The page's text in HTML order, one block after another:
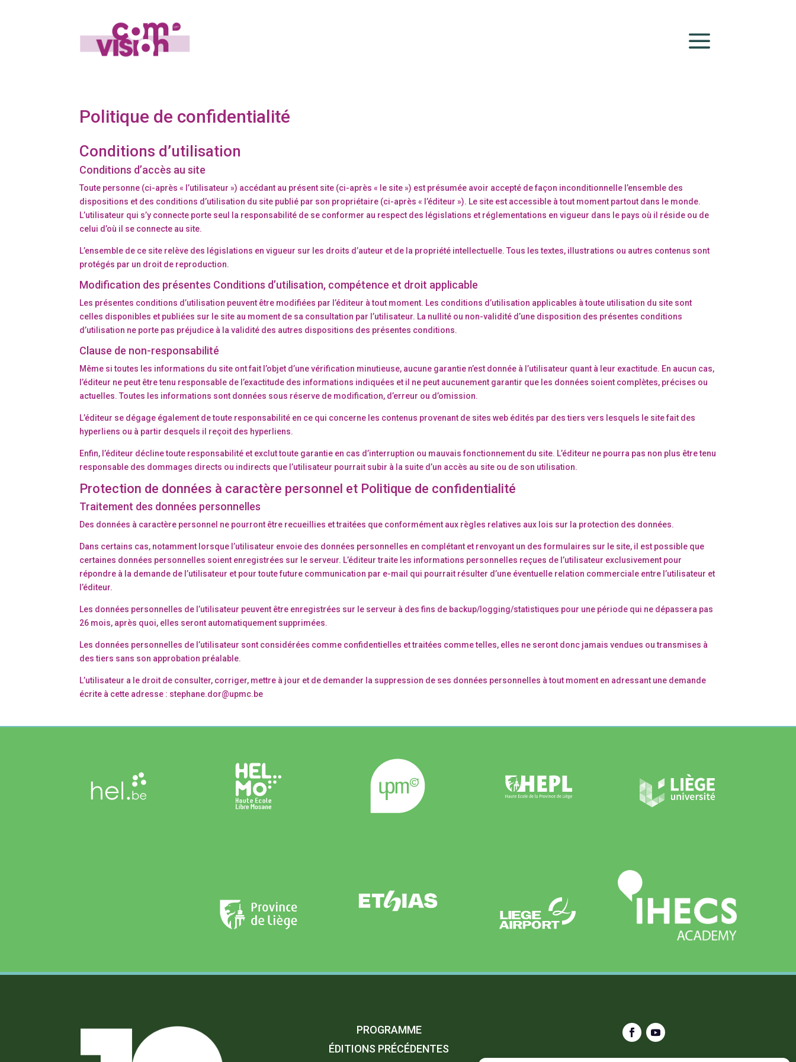
a
Politique de confidentialité
Conditions d’utilisation
Conditions d’accès au site
Toute personne (ci-après « l’utilisateur ») accédant au présent site (ci-après « le site ») est présumée avoir accepté de façon inconditionnelle l’ensemble des
dispositions et des conditions d’utilisation du site publié par son propriétaire (ci-après « l’éditeur »). Le site est accessible à tout moment partout dans le monde.
L’utilisateur qui s’y connecte porte seul la responsabilité de se conformer au respect des législations et réglementations en vigueur dans le pays où il réside ou de
celui d’où il se connecte au site.
L’ensemble de ce site relève des législations en vigueur sur les droits d’auteur et de la propriété intellectuelle. Tous les textes, illustrations ou autres contenus sont
protégés par un droit de reproduction.
Modification des présentes Conditions d’utilisation, compétence et droit applicable
Les présentes conditions d’utilisation peuvent être modifiées par l’éditeur à tout moment. Les conditions d’utilisation applicables à toute utilisation du site sont
celles disponibles et publiées sur le site au moment de sa consultation par l’utilisateur. La nullité ou non-validité d’une disposition des présentes conditions
d’utilisation ne porte pas préjudice à la validité des autres dispositions des présentes conditions.
Clause de non-responsabilité
Même si toutes les informations du site ont fait l’objet d’une vérification minutieuse, aucune garantie n’est donnée à l’utilisateur quant à leur exactitude. En aucun cas,
l’éditeur ne peut être tenu responsable de l’exactitude des informations indiquées et il ne peut aucunement garantir que les données soient complètes, précises ou
actuelles. Toutes les informations sont données sous réserve de modification, d’erreur ou d’omission.
L’éditeur se dégage également de toute responsabilité en ce qui concerne les contenus provenant de sites web édités par des tiers vers lesquels le site fait des
hyperliens ou à partir desquels il reçoit des hyperliens.
Enfin, l’éditeur décline toute responsabilité et exclut toute garantie en cas d’interruption ou mauvais fonctionnement du site. L’éditeur ne pourra pas non plus être tenu
responsable des dommages directs ou indirects que l’utilisateur pourrait subir à la suite d’un accès au site ou de son utilisation.
Protection de données à caractère personnel et Politique de confidentialité
Traitement des données personnelles
Des données à caractère personnel ne pourront être recueillies et traitées que conformément aux règles relatives aux lois sur la protection des données.
Dans certains cas, notamment lorsque l’utilisateur envoie des données personnelles en complétant et renvoyant un des formulaires sur le site, il est possible que
certaines données personnelles soient enregistrées sur le serveur. L’éditeur traite les informations personnelles reçues de l’utilisateur exclusivement pour
répondre à la demande de l’utilisateur et pour toute future communication par e-mail qui pourrait résulter d’une éventuelle relation commerciale entre l’utilisateur et
l’éditeur.
Les données personnelles de l’utilisateur peuvent être enregistrées sur le serveur à des fins de backup/logging/statistiques pour une période qui ne dépassera pas
26 mois, après quoi, elles seront automatiquement supprimées.
Les données personnelles de l’utilisateur sont considérées comme confidentielles et traitées comme telles, elles ne seront donc jamais vendues ou transmises à
des tiers sans son approbation préalable.
L’utilisateur a le droit de consulter, corriger, mettre à jour et de demander la suppression de ses données personnelles à tout moment en adressant une demande
écrite à cette adresse : stephane.dor@upmc.be
PROGRAMME
ÉDITIONS PRÉCÉDENTES